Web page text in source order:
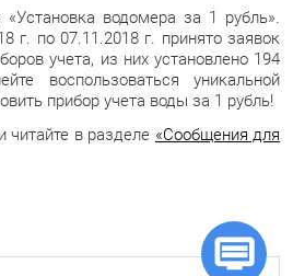
водомера за 1 рубль».
г. по 07.11.2018 г. принято заявок
учета, из них установлено 194
воспользоваться уникальной
прибор учета воды за 1 рубль!
читайте в разделе «Сообщения для